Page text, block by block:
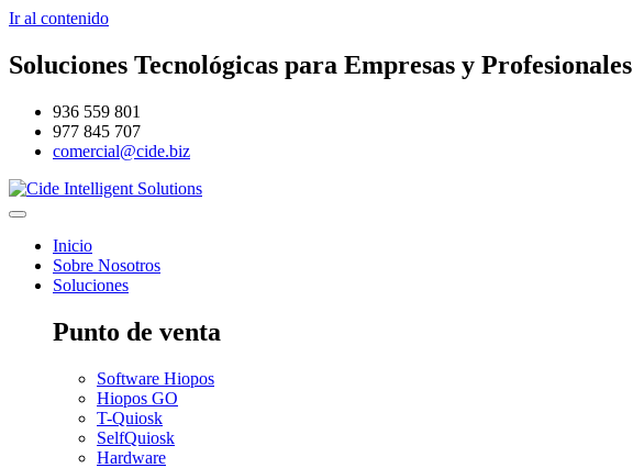
Ir al contenido
Soluciones Tecnológicas para Empresas y Profesionales
936 559 801
977 845 707
comercial@cide.biz
Inicio
Sobre Nosotros
Soluciones
Punto de venta
Software Hiopos
Hiopos GO
T-Quiosk
SelfQuiosk
Hardware